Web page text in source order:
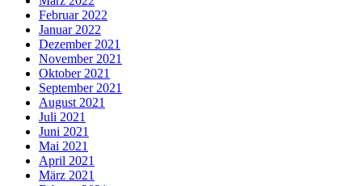
Februar 2022
Januar 2022
Dezember 2021
November 2021
Oktober 2021
September 2021
August 2021
Juli 2021
Juni 2021
Mai 2021
April 2021
März 2021